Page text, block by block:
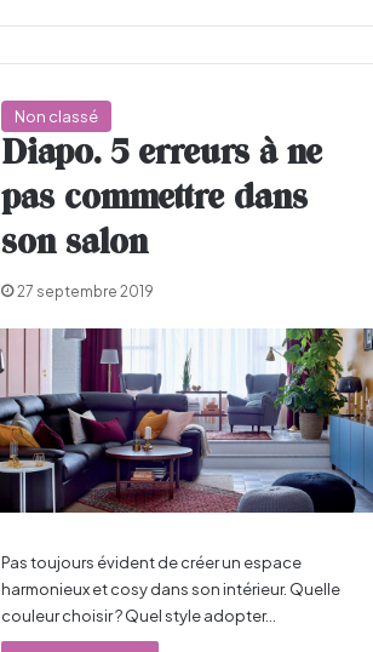
Non classé
Diapo. 5 erreurs à ne
pas commettre dans
son salon
27 septembre 2019
Pas toujours évident de créer un espace
harmonieux et cosy dans son intérieur. Quelle
couleur choisir ? Quel style adopter…